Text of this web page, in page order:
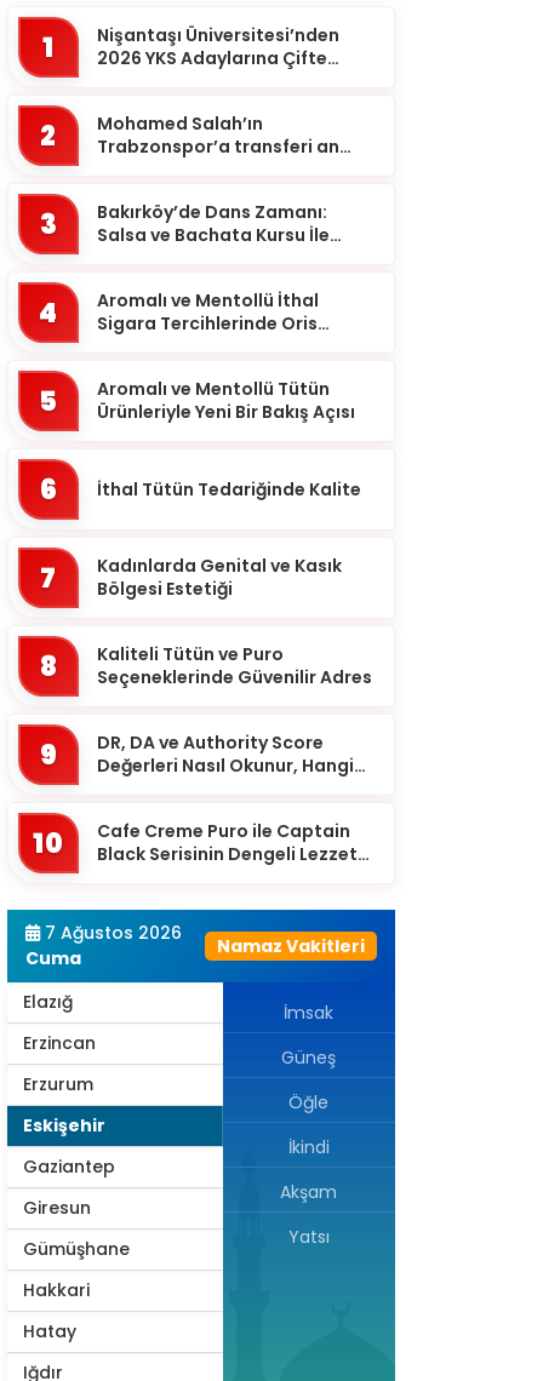
1
Nişantaşı Üniversitesi’nden
2026 YKS Adaylarına Çifte
2
Mohamed Salah’ın
Trabzonspor’a transferi an
3
Bakırköy’de Dans Zamanı:
Salsa ve Bachata Kursu İle
4
Aromalı ve Mentollü İthal
Sigara Tercihlerinde Oris
5
Aromalı ve Mentollü Tütün
Ürünleriyle Yeni Bir Bakış Açısı
6 İthal Tütün Tedariğinde Kalite
7
Kadınlarda Genital ve Kasık
Bölgesi Estetiği
8
Kaliteli Tütün ve Puro
Seçeneklerinde Güvenilir Adres
9
DR, DA ve Authority Score
Değerleri Nasıl Okunur, Hangi
10
Cafe Creme Puro ile Captain
Black Serisinin Dengeli Lezzet
7 Ağustos 2026
Cuma
Namaz Vakitleri
Aksaray
Amasya
Antalya
Artvin
Aydın
Balıkesir
Bartın
Batman
Bayburt
Bilecik
Bingöl
Bitlis
Bolu
Burdur
Bursa
Çankırı
Denizli
Diyarbakır
Düzce
Edirne
Elazığ
Erzincan
Erzurum
Eskişehir
Gaziantep
Giresun
Gümüşhane
Hakkari
Hatay
Iğdır
İmsak
Güneş
Öğle
İkindi
Akşam
Yatsı